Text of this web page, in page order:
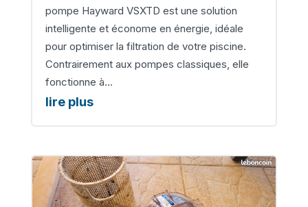
pompe Hayward VSXTD est une solution
intelligente et économe en énergie, idéale
pour optimiser la filtration de votre piscine.
Contrairement aux pompes classiques, elle
fonctionne à...
lire plus